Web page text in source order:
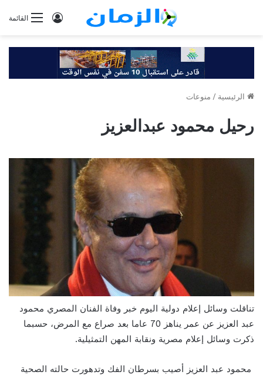
القائمةتسجيل
الرئيسية / منوعات
رحيل محمود عبدالعزيز
تناقلت وسائل إعلام دولية اليوم خبر وفاة الفنان المصري محمود
عبد العزيز عن عمر يناهز 70 عاما بعد صراع مع المرض، حسبما
ذكرت وسائل إعلام مصرية ونقابة المهن التمثيلية.
محمود عبد العزيز أصيب بسرطان الفك وتدهورت حالته الصحية